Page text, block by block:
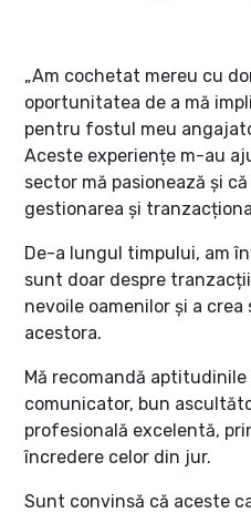
„Am cochetat mereu cu
oportunitatea de a mă
pentru fostul meu
Aceste experiențe m-au
sector mă pasionează și
gestionarea și
De-a lungul timpului, am
sunt doar despre
nevoile oamenilor și a
acestora.
Mă recomandă
comunicator, bun
profesională excelentă,
încredere celor din jur.
Sunt convinsă că aceste